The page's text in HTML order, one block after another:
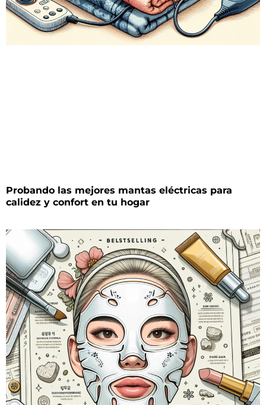
Probando las mejores mantas eléctricas para
calidez y confort en tu hogar